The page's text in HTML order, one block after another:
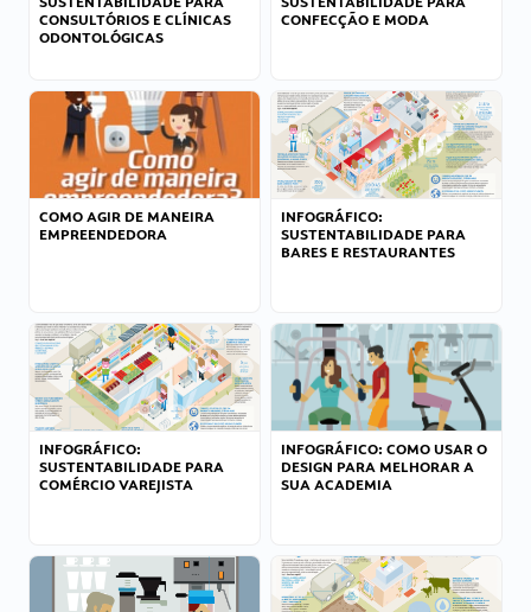
CONSULTÓRIOS E CLÍNICAS
ODONTOLÓGICAS
CONFECÇÃO E MODA
COMO AGIR DE MANEIRA
EMPREENDEDORA
INFOGRÁFICO:
SUSTENTABILIDADE PARA
BARES E RESTAURANTES
INFOGRÁFICO:
SUSTENTABILIDADE PARA
COMÉRCIO VAREJISTA
INFOGRÁFICO: COMO USAR O
DESIGN PARA MELHORAR A
SUA ACADEMIA